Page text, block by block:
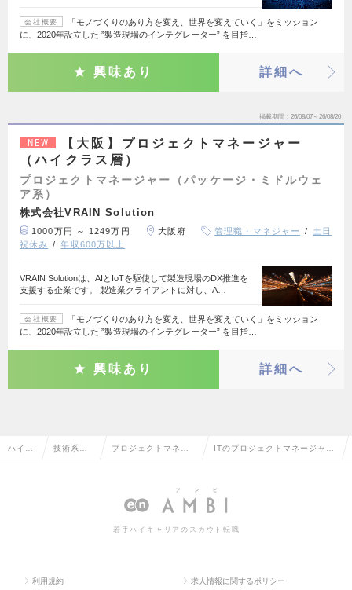
会社概要
「モノづくりのあり方を変え、世界を変えていく」をミッション
に、2020年設立した ”製造現場のインテグレーター” を目指…
興味あり 詳細へ
掲載期間 26/08/07～26/08/20
NEW
【大阪】プロジェクトマネージャー
（ハイクラス層）
プロジェクトマネージャー（パッケージ・ミドルウェ
ア系）
株式会社VRAIN Solution
1000万円 ～ 1249万円 大阪府 管理職・マネジャー
土日
祝休み
年収600万以上
VRAIN Solutionは、AIとIoTを駆使して製造現場のDX推進を
支援する企業です。 製造業クライアントに対し、A…
会社概要
「モノづくりのあり方を変え、世界を変えていく」をミッション
に、2020年設立した ”製造現場のインテグレーター” を目指…
興味あり 詳細へ
ハイク 技術系（I プロジェクトマネー
ジ・ミドルウェア
ITのプロジェクトマネージャー
系）の転職・求人情報一覧
若手ハイキャリアのスカウト転職
利用規約 求人情報に関するポリシー